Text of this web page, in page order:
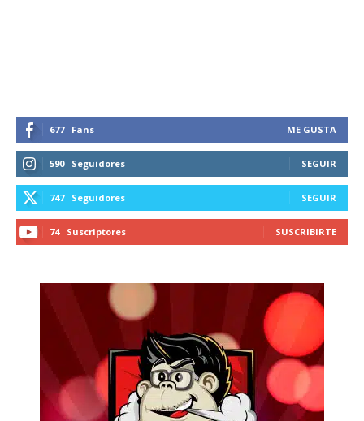
677 Fans ME GUSTA
590 Seguidores SEGUIR
747 Seguidores SEGUIR
74 Suscriptores SUSCRIBIRTE